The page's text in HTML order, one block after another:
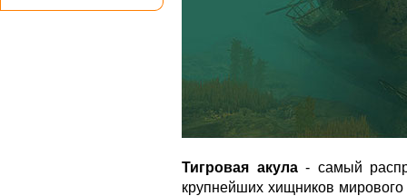
Тигровая акула- самый
крупнейших хищников